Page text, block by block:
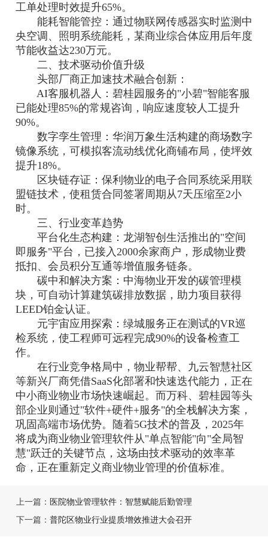
工单处理时效提升65%。
能耗智能管控：通过物联网传感器实时监测中
央空调、照明系统能耗，某商业综合体应用后年度
节能收益达230万元。
二、技术驱动价值升级
头部厂商正加速技术融合创新：
AI客服机器人：碧桂园服务的"小碧"智能客服
已能处理85%的常规咨询，响应速度较人工提升
90%。
数字孪生管理：华润万象生活构建的商场数字
镜像系统，可模拟客流动线优化商铺布局，使坪效
提升18%。
区块链存证：保利物业的电子合同系统采用联
盟链技术，使租赁合同签署周期从7天压缩至2小
时。
三、行业变革趋势
平台化生态构建：龙湖智创生活推出的"空间
即服务"平台，已接入2000余家商户，形成物业费
抵扣、会员积分互通等增值服务链条。
碳中和解决方案：中海物业开发的碳管理模
块，可自动计算建筑碳排放数据，助力项目获得
LEED铂金认证。
元宇宙应用探索：绿城服务正在测试的VR巡
检系统，使工程师可远程完成90%的设备检查工
作。
在行业竞争格局中，物业帮帮、九云智慧社区
等新兴厂商凭借SaaS化部署和快速迭代能力，正在
中小商业物业市场快速崛起。而万科、碧桂园等头
部企业则通过"软件+硬件+服务"的全栈解决方案，
巩固高端市场优势。随着5G技术的普及，2025年
将成为商业物业管理软件从"单点智能"向"全局智
慧"跃迁的关键节点，这场由技术驱动的效率革
命，正在重新定义商业物业管理的价值标准。
上一篇： 医院物业管理软件：智慧赋能后勤管理
下一篇： 普陀区物业行业提质增效推进大会召开